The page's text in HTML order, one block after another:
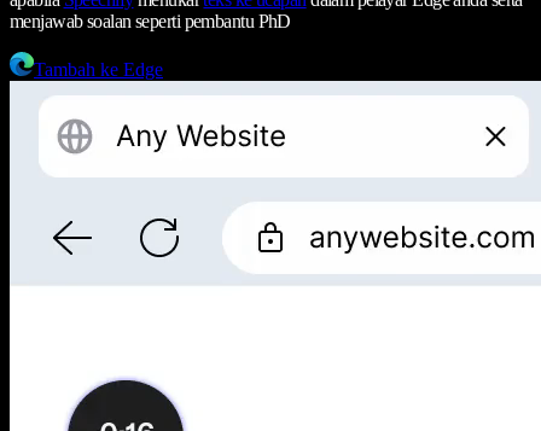
menjawab soalan seperti pembantu PhD
Tambah ke Edge